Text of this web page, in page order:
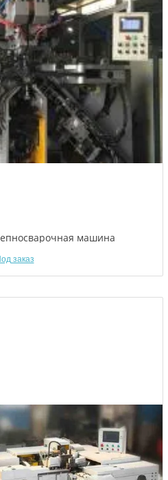
машина
заказ